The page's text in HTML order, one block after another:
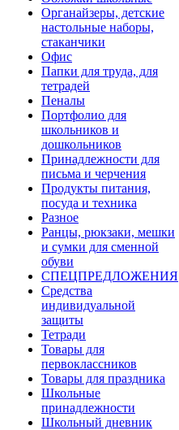
Органайзеры, детские
настольные наборы,
стаканчики
Офис
Папки для труда, для
тетрадей
Пеналы
Портфолио для
школьников и
дошкольников
Принадлежности для
письма и черчения
Продукты питания,
посуда и техника
Разное
Ранцы, рюкзаки, мешки
и сумки для сменной
обуви
СПЕЦПРЕДЛОЖЕНИЯ
Средства
индивидуальной
защиты
Тетради
Товары для
первоклассников
Товары для праздника
Школьные
принадлежности
Школьный дневник